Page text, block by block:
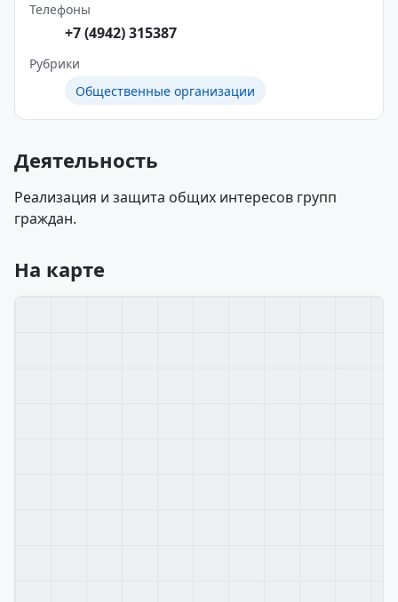
Телефоны
+7 (4942) 315387
Рубрики
Общественные организации
Деятельность
Реализация и защита общих интересов групп
граждан.
На карте